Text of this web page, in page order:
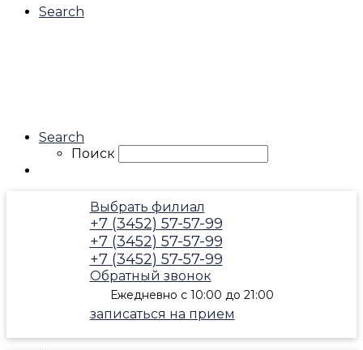
Search
Search
Поиск
Выбрать филиал
+7 (3452) 57-57-99
+7 (3452) 57-57-99
+7 (3452) 57-57-99
Обратный звонок
Ежедневно с 10:00 до 21:00
записаться на прием